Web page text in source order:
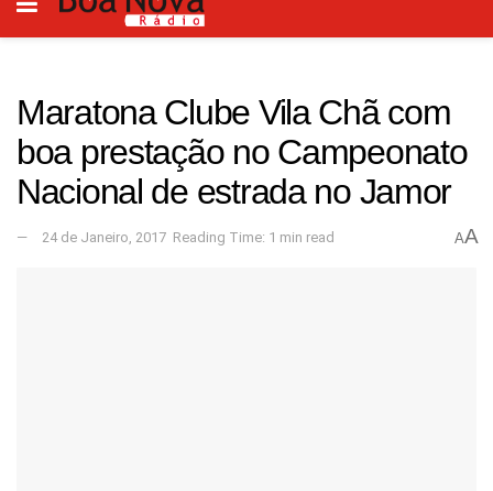
Maratona Clube Vila Chã com
boa prestação no Campeonato
Nacional de estrada no Jamor
24 de Janeiro, 2017 Reading Time: 1 min read AA